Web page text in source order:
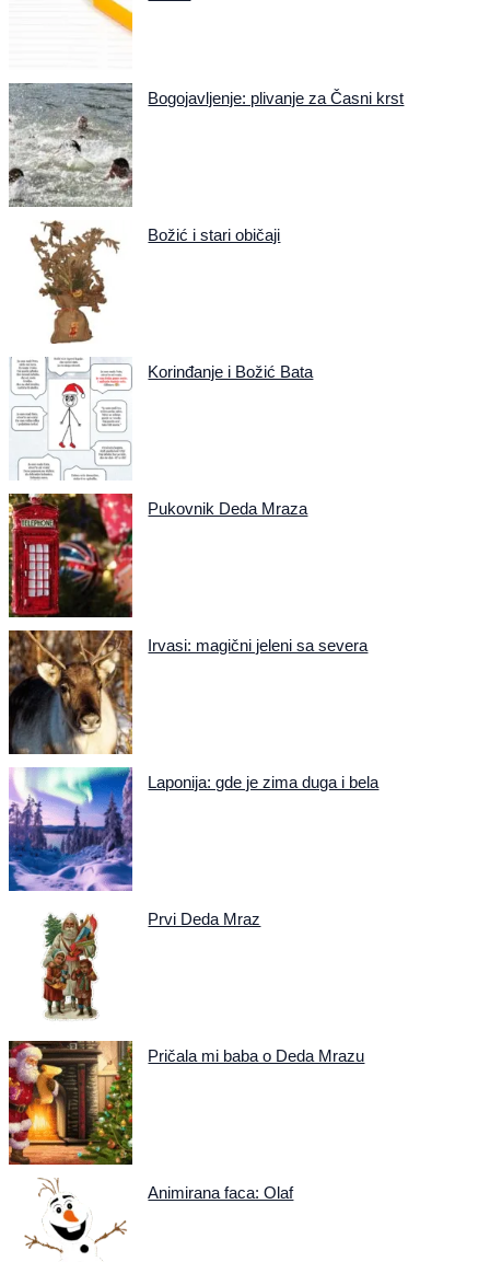
Bogojavljenje: plivanje za Časni krst
Božić i stari običaji
Korinđanje i Božić Bata
Pukovnik Deda Mraza
Irvasi: magični jeleni sa severa
Laponija: gde je zima duga i bela
Prvi Deda Mraz
Pričala mi baba o Deda Mrazu
Animirana faca: Olaf